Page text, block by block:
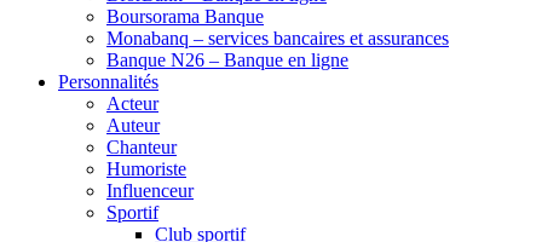
Boursorama Banque
Monabanq – services bancaires et assurances
Banque N26 – Banque en ligne
Personnalités
Acteur
Auteur
Chanteur
Humoriste
Influenceur
Sportif
Club sportif